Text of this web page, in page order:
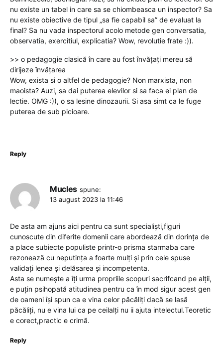
nu existe un tabel in care sa se chiombeasca un inspector? Sa
nu existe obiective de tipul „sa fie capabil sa” de evaluat la
final? Sa nu vada inspectorul acolo metode gen conversatia,
observatia, exercitiul, explicatia? Wow, revolutie frate :)).
>> o pedagogie clasică în care au fost învățați mereu să
dirijeze învățarea
Wow, exista si o altfel de pedagogie? Non marxista, non
maoista? Auzi, sa dai puterea elevilor si sa faca ei plan de
lectie. OMG :)), o sa lesine dinozaurii. Si asa simt ca le fuge
puterea de sub picioare.
Reply
Mucles spune:
13 august 2023 la 11:46
De asta am ajuns aici pentru ca sunt specialiști,figuri
cunoscute din diferite domenii care abordează din dorința de
a place subiecte populiste printr-o prisma starmaba care
rezonează cu neputința a foarte mulți și prin cele spuse
validați lenea și delăsarea și incompetenta.
Asta se numește a îți urma propriile scopuri sacrifcand pe alții,
e puțin psihopată atitudinea pentru ca în mod sigur acest gen
de oameni își spun ca e vina celor păcăliți dacă se lasă
păcăliți, nu e vina lui ca pe ceilalți nu ii ajuta intelectul.Teoretic
e corect,practic e crimă.
Reply